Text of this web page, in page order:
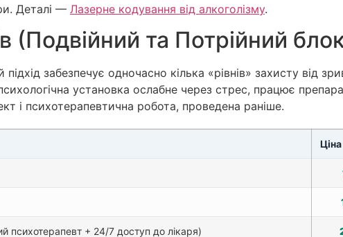
Деталі — Лазерне кодування від алкоголізму.
(Подвійний та Потрійний
забезпечує одночасно кілька «рівнів» захисту від
установка ослабне через стрес, працює
і психотерапевтична робота, проведена раніше.
Ціна
психотерапевт + 24/7 доступ до лікаря)